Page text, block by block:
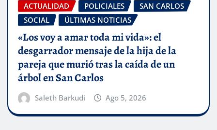
ACTUALIDAD POLICIALES
SAN CARLOS
SOCIAL
ÚLTIMAS NOTICIAS
«Los voy a amar toda mi vida»: el
desgarrador mensaje de la hija de la
pareja que murió tras la caída de un
árbol en San Carlos
Saleth Barkudi Ago 5, 2026